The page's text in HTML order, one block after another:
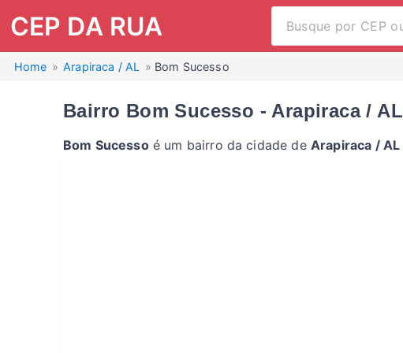
CEP DA RUA
Home Arapiraca / AL Bom Sucesso
Bairro Bom Sucesso - Arapiraca / AL
Bom Sucessoé um bairro da cidade de Arapiraca / AL